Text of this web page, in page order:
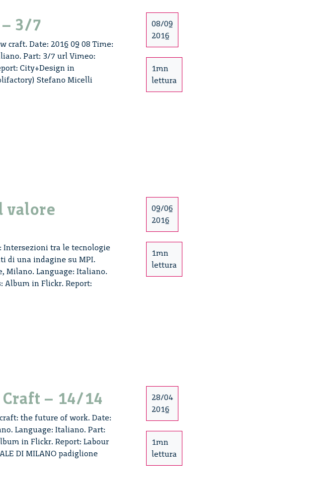
3/7
craft. Date: 2016 09 08 Time:
Part: 3/7 url Vimeo:
City+Design in
Stefano Micelli
08/09
2016
1mn
lettura
valore
tra le tecnologie
di una indagine su MPI.
Milano. Language: Italiano.
Album in Flickr. Report:
09/06
2016
1mn
lettura
– 14/14
the future of work. Date:
Language: Italiano. Part:
in Flickr. Report: Labour
DI MILANO padiglione
28/04
2016
1mn
lettura